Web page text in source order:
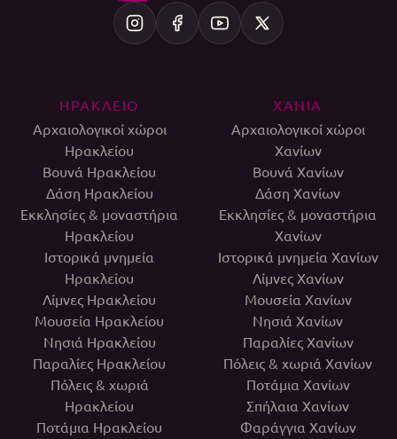
ΗΡΑΚΛΕΙΟ
Αρχαιολογικοί χώροι
Ηρακλείου
Βουνά Ηρακλείου
Δάση Ηρακλείου
Εκκλησίες & μοναστήρια
Ηρακλείου
Ιστορικά μνημεία
Ηρακλείου
Λίμνες Ηρακλείου
Μουσεία Ηρακλείου
Νησιά Ηρακλείου
Παραλίες Ηρακλείου
Πόλεις & χωριά
Ηρακλείου
Ποτάμια Ηρακλείου
ΧΑΝΙΑ
Αρχαιολογικοί χώροι
Χανίων
Βουνά Χανίων
Δάση Χανίων
Εκκλησίες & μοναστήρια
Χανίων
Ιστορικά μνημεία Χανίων
Λίμνες Χανίων
Μουσεία Χανίων
Νησιά Χανίων
Παραλίες Χανίων
Πόλεις & χωριά Χανίων
Ποτάμια Χανίων
Σπήλαια Χανίων
Φαράγγια Χανίων